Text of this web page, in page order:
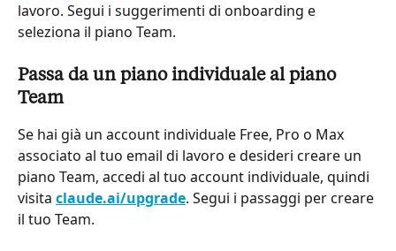
lavoro. Segui i suggerimenti di onboarding e
seleziona il piano Team.
Passa da un piano individuale al piano
Team
Se hai già un account individuale Free, Pro o Max
associato al tuo email di lavoro e desideri creare un
piano Team, accedi al tuo account individuale, quindi
visita claude.ai/upgrade. Segui i passaggi per creare
il tuo Team.